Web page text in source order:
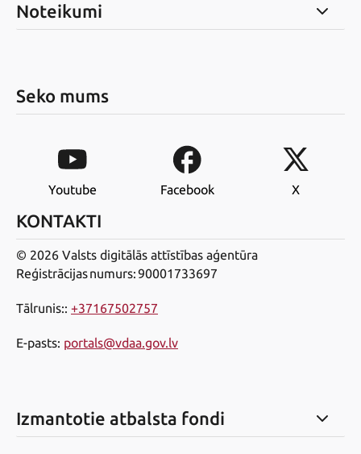
Noteikumi
Seko mums
Youtube Facebook X
KONTAKTI
© 2026 Valsts digitālās attīstības aģentūra
Reģistrācijas numurs: 90001733697
Tālrunis:: +37167502757
E-pasts: portals@vdaa.gov.lv
Izmantotie atbalsta fondi